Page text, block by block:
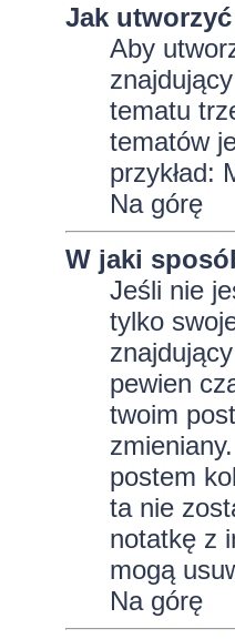
Jak
Aby
tematu
tematów
przykład:
Na górę
W jaki
Jeśli nie
tylko
pewien
twoim
postem
ta nie
notatkę z
mogą
Na górę